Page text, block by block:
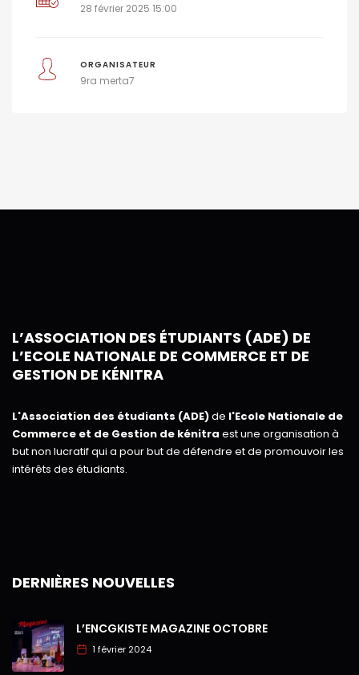
28 février 2025 15:00
ORGANISATEUR
9ra merta7
L’ASSOCIATION DES ÉTUDIANTS (ADE) DE
L’ECOLE NATIONALE DE COMMERCE ET DE
GESTION DE KÉNITRA
L'Association des étudiants (ADE)de l'Ecole Nationale de
Commerce et de Gestion de kénitra est une organisation à
but non lucratif qui a pour but de défendre et de promouvoir les
intérêts des étudiants.
DERNIÈRES NOUVELLES
L’ENCGKISTE MAGAZINE OCTOBRE
1 février 2024